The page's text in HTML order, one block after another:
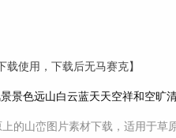
载使用，下载后无马赛克】
景色远山白云蓝天天空祥和空旷
的山峦图片素材下载，适用于草